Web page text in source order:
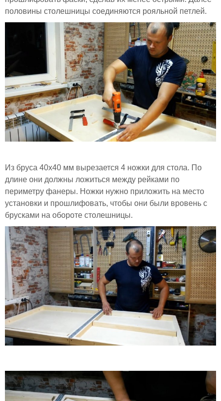
половины столешницы соединяются рояльной петлей.
Из бруса 40х40 мм вырезается 4 ножки для стола. По
длине они должны ложиться между рейками по
периметру фанеры. Ножки нужно приложить на место
установки и прошлифовать, чтобы они были вровень с
брусками на обороте столешницы.